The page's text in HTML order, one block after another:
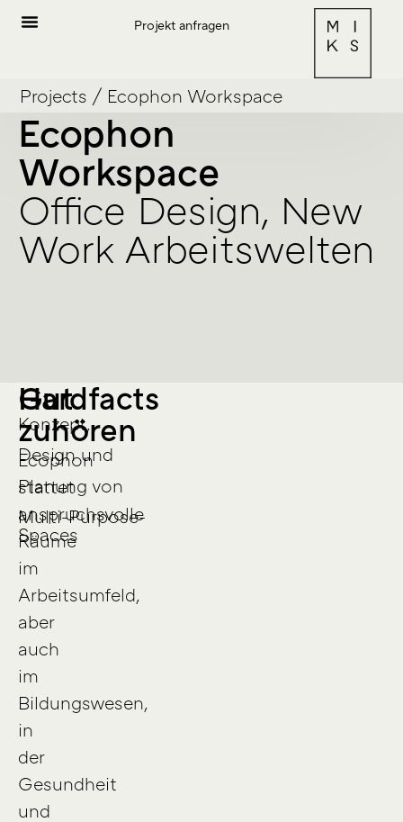
Projekt anfragen
Projects / Ecophon Workspace
Ecophon
Workspace
Office Design, New
Work Arbeitswelten
Hardfacts
Konzept,
Design und
Planung von
Multi-Purpose-
Spaces
Gut
zuhören
Ecophon
stattet
anspruchsvolle
Räume
im
Arbeitsumfeld,
aber
auch
im
Bildungswesen,
in
der
Gesundheit
und